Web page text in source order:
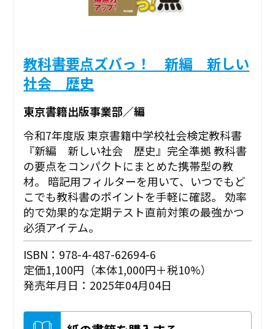
教科書要点ズバっ！ 新編 新しい
社会 歴史
東京書籍出版事業部／編
令和7年度版 東京書籍中学校社会検定教科書
『新編 新しい社会 歴史』完全準拠 教科書
の要点をコンパクトにまとめた携帯型の教
材。 暗記用フィルターを用いて、いつでもど
こでも教科書のポイントを手軽に確認。 効率
的で効果的な定期テスト直前対策の最強かつ
必須アイテム。
ISBN：978-4-487-62694-6
定価1,100円（本体1,000円＋税10%）
発売年月日：2025年04月04日